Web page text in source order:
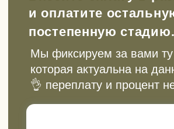
абонементы
Выбрать сертификат
Сертификат для подарка или абонемент
для регулярных выездов с экономией до
20%. Выберите, что вам подходит